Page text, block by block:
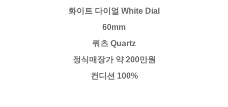
화이트 다이얼 White Dial
60mm
쿼츠 Quartz
정식매장가 약 200만원
컨디션 100%